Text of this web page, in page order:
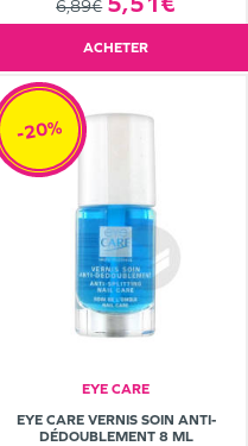
6,89€
ACHETER
EYE CARE
EYE CARE VERNIS SOIN ANTI-
DÉDOUBLEMENT 8 ML
-20%